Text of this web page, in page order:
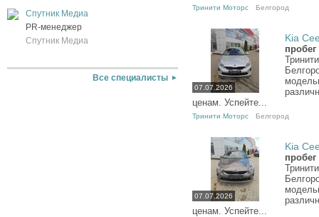
Спутник Медиа
PR-менеджер
Спутник Медиа
Все специалисты
Тринити Моторс Белгород
07.07.2026
Kia
ценам. Успейте...
Тринити Моторс Белгород
07.07.2026
Kia
ценам. Успейте...